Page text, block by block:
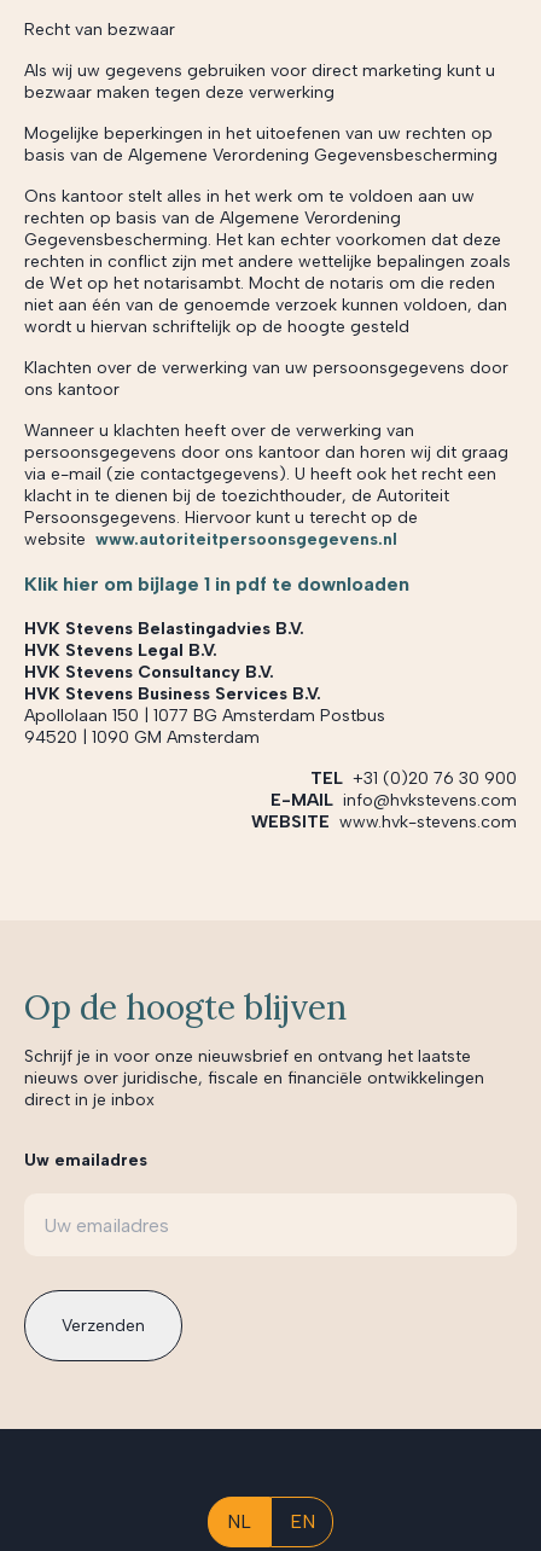
Recht van bezwaar
Als wij uw gegevens gebruiken voor direct marketing kunt u
bezwaar maken tegen deze verwerking
Mogelijke beperkingen in het uitoefenen van uw rechten op
basis van de Algemene Verordening Gegevensbescherming
Ons kantoor stelt alles in het werk om te voldoen aan uw
rechten op basis van de Algemene Verordening
Gegevensbescherming. Het kan echter voorkomen dat deze
rechten in conflict zijn met andere wettelijke bepalingen zoals
de Wet op het notarisambt. Mocht de notaris om die reden
niet aan één van de genoemde verzoek kunnen voldoen, dan
wordt u hiervan schriftelijk op de hoogte gesteld
Klachten over de verwerking van uw persoonsgegevens door
ons kantoor
Wanneer u klachten heeft over de verwerking van
persoonsgegevens door ons kantoor dan horen wij dit graag
via e-mail (zie contactgegevens). U heeft ook het recht een
klacht in te dienen bij de toezichthouder, de Autoriteit
Persoonsgegevens. Hiervoor kunt u terecht op de
website www.autoriteitpersoonsgegevens.nl
Klik hier om bijlage 1 in pdf te downloaden
HVK Stevens Belastingadvies B.V.
HVK Stevens Legal B.V.
HVK Stevens Consultancy B.V.
HVK Stevens Business Services B.V.
Apollolaan 150 | 1077 BG Amsterdam Postbus
94520 | 1090 GM Amsterdam
TEL +31 (0)20 76 30 900
E-MAIL info@hvkstevens.com
WEBSITE www.hvk-stevens.com
Op de hoogte blijven
Schrijf je in voor onze nieuwsbrief en ontvang het laatste
nieuws over juridische, fiscale en financiële ontwikkelingen
direct in je inbox
Uw emailadres
Verzenden
NL EN